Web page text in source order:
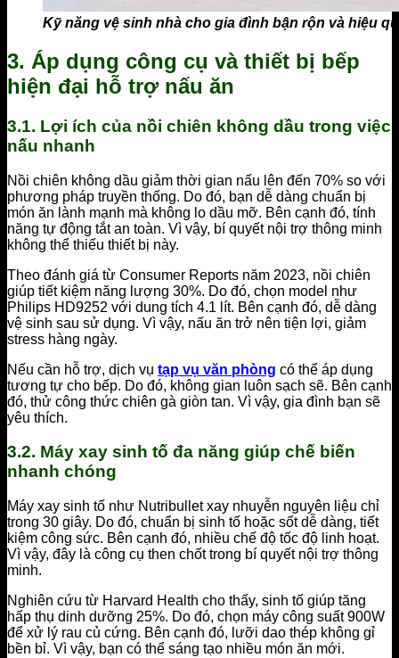
Kỹ năng vệ sinh nhà cho gia đình bận rộn và hiệu
3. Áp dụng công cụ và thiết bị bếp
hiện đại hỗ trợ nấu ăn
3.1. Lợi ích của nồi chiên không dầu trong việc
nấu nhanh
Nồi chiên không dầu giảm thời gian nấu lên đến 70% so với
phương pháp truyền thống. Do đó, bạn dễ dàng chuẩn bị
món ăn lành mạnh mà không lo dầu mỡ. Bên cạnh đó, tính
năng tự động tắt an toàn. Vì vậy, bí quyết nội trợ thông minh
không thể thiếu thiết bị này.
Theo đánh giá từ Consumer Reports năm 2023, nồi chiên
giúp tiết kiệm năng lượng 30%. Do đó, chọn model như
Philips HD9252 với dung tích 4.1 lít. Bên cạnh đó, dễ dàng
vệ sinh sau sử dụng. Vì vậy, nấu ăn trở nên tiện lợi, giảm
stress hàng ngày.
Nếu cần hỗ trợ, dịch vụ tạp vụ văn phòng có thể áp dụng
tương tự cho bếp. Do đó, không gian luôn sạch sẽ. Bên cạnh
đó, thử công thức chiên gà giòn tan. Vì vậy, gia đình bạn sẽ
yêu thích.
3.2. Máy xay sinh tố đa năng giúp chế biến
nhanh chóng
Máy xay sinh tố như Nutribullet xay nhuyễn nguyên liệu chỉ
trong 30 giây. Do đó, chuẩn bị sinh tố hoặc sốt dễ dàng, tiết
kiệm công sức. Bên cạnh đó, nhiều chế độ tốc độ linh hoạt.
Vì vậy, đây là công cụ then chốt trong bí quyết nội trợ thông
minh.
Nghiên cứu từ Harvard Health cho thấy, sinh tố giúp tăng
hấp thụ dinh dưỡng 25%. Do đó, chọn máy công suất 900W
để xử lý rau củ cứng. Bên cạnh đó, lưỡi dao thép không gỉ
bền bỉ. Vì vậy, bạn có thể sáng tạo nhiều món ăn mới.